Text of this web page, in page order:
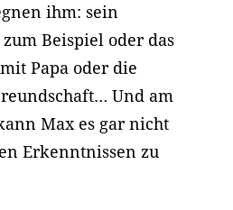
ihm: sein
Beispiel oder das
Papa oder die
Und am
Max es gar nicht
Erkenntnissen zu